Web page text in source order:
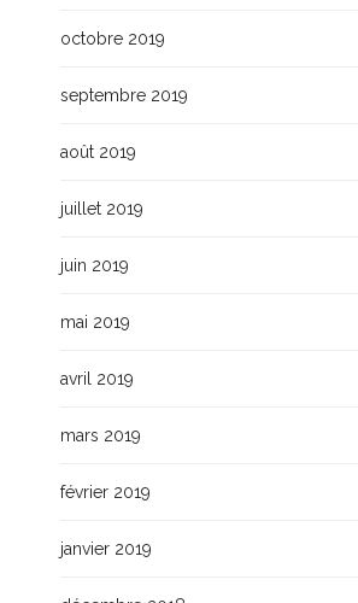
octobre 2019
septembre 2019
août 2019
juillet 2019
juin 2019
mai 2019
avril 2019
mars 2019
février 2019
janvier 2019